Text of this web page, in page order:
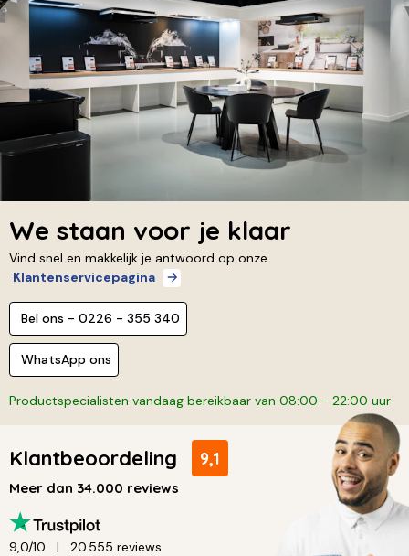
We staan voor je klaar
Vind snel en makkelijk je antwoord op onze
Klantenservicepagina
Bel ons - 0226 - 355 340
WhatsApp ons
Productspecialisten vandaag bereikbaar van 08:00 - 22:00 uur
Klantbeoordeling 9,1
Meer dan 34.000 reviews
9,0/10 20.555 reviews